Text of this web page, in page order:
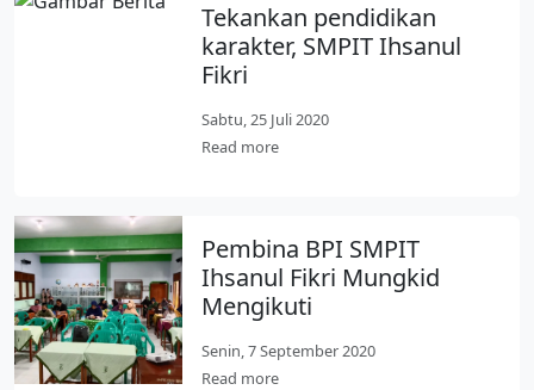
Tekankan pendidikan
karakter, SMPIT Ihsanul
Fikri
Sabtu, 25 Juli 2020
Read more
Pembina BPI SMPIT
Ihsanul Fikri Mungkid
Mengikuti
Senin, 7 September 2020
Read more